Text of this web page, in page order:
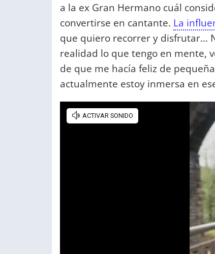
a la ex Gran Hermano cuál
convertirse en cantante. La
que quiero recorrer y disfrutar...
realidad lo que tengo en mente,
de que me hacía feliz de
actualmente estoy inmersa en